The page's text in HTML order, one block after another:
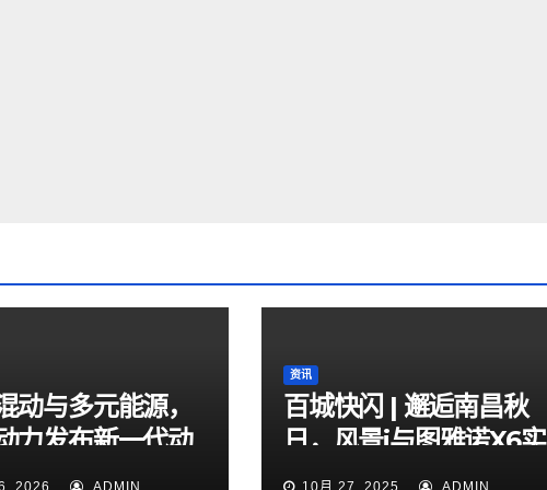
动与多元能源，
力发布新一代动
体系
2026 ADMIN
资讯
百城快闪 | 邂逅南昌秋
日，风景i与图雅诺X6实
力圈粉
10月 27, 2025 ADMIN